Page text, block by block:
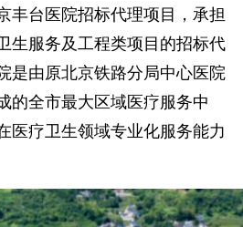
丰台医院招标代理项目，承担
生服务及工程类项目的招标代
是由原北京铁路分局中心医院
的全市最大区域医疗服务中
医疗卫生领域专业化服务能力